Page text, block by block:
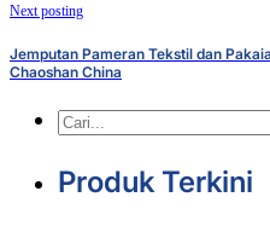
Next posting
Jemputan Pameran Tekstil dan
Chaoshan China
Cari
Produk Terkini